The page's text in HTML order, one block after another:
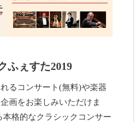
ふぇすた2019
るコンサート(無料)や楽器
画をお楽しみいただけま
格的なクラシックコンサー